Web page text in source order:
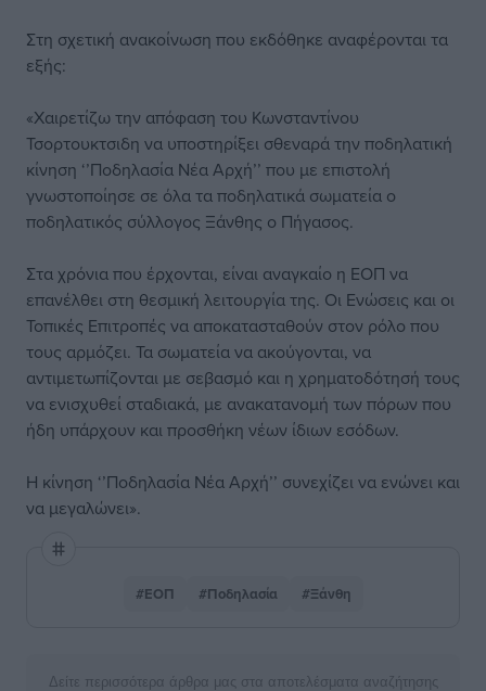
Στη σχετική ανακοίνωση που εκδόθηκε αναφέρονται τα
εξής:
«Χαιρετίζω την απόφαση του Κωνσταντίνου
Τσορτουκτσιδη να υποστηρίξει σθεναρά την ποδηλατική
κίνηση ‘’Ποδηλασία Νέα Αρχή’’ που με επιστολή
γνωστοποίησε σε όλα τα ποδηλατικά σωματεία ο
ποδηλατικός σύλλογος Ξάνθης ο Πήγασος.
Στα χρόνια που έρχονται, είναι αναγκαίο η ΕΟΠ να
επανέλθει στη θεσμική λειτουργία της. Οι Ενώσεις και οι
Τοπικές Επιτροπές να αποκατασταθούν στον ρόλο που
τους αρμόζει. Τα σωματεία να ακούγονται, να
αντιμετωπίζονται με σεβασμό και η χρηματοδότησή τους
να ενισχυθεί σταδιακά, με ανακατανομή των πόρων που
ήδη υπάρχουν και προσθήκη νέων ίδιων εσόδων.
Η κίνηση ‘’Ποδηλασία Νέα Αρχή’’ συνεχίζει να ενώνει και
να μεγαλώνει».
#ΕΟΠ #Ποδηλασία #Ξάνθη
Δείτε περισσότερα άρθρα μας στα αποτελέσματα αναζήτησης